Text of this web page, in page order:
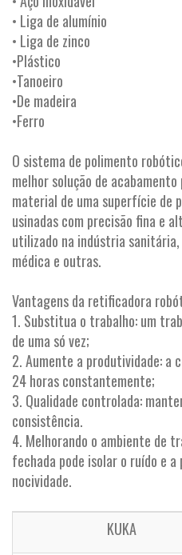
• Liga de alumínio
• Liga de zinco
•Plástico
•Tanoeiro
•De madeira
•Ferro
O sistema de polimento
melhor solução de
material de uma superfície de
usinadas com precisão fina e
utilizado na indústria
médica e outras.
Vantagens da retificadora
1. Substitua o trabalho: um
de uma só vez;
2. Aumente a produtividade: a
24 horas constantemente;
3. Qualidade controlada:
consistência.
4. Melhorando o ambiente de
fechada pode isolar o ruído e
nocividade.
KUKA